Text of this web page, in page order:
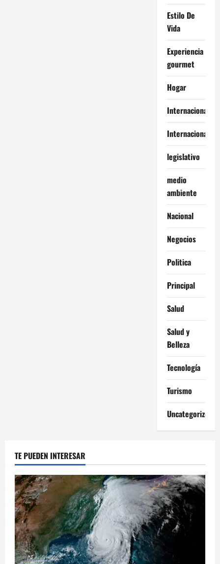
Estilo De
Vida
Experiencia
gourmet
Hogar
Internacional
Internacionales
legislativo
medio
ambiente
Nacional
Negocios
Politica
Principal
Salud
Salud y
Belleza
Tecnología
Turismo
Uncategorized
TE PUEDEN INTERESAR